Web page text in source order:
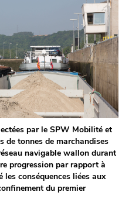
par le SPW Mobilité et
de tonnes de marchandises
navigable wallon durant
progression par rapport à
les conséquences liées aux
du premier